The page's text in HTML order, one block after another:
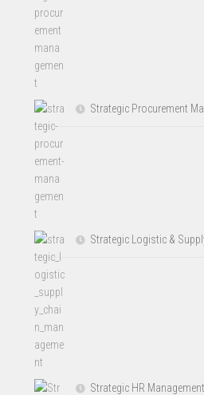
Strategic Procurement
Strategic Logistic &
Strategic HR Management